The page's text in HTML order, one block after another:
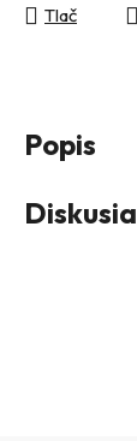
Tlač
Popis
Diskusia